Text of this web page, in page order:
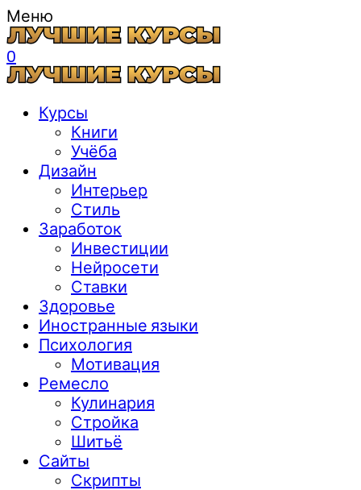
Меню
0
Курсы
Книги
Учёба
Дизайн
Интерьер
Стиль
Заработок
Инвестиции
Нейросети
Ставки
Здоровье
Иностранные языки
Психология
Мотивация
Ремесло
Кулинария
Стройка
Шитьё
Сайты
Скрипты